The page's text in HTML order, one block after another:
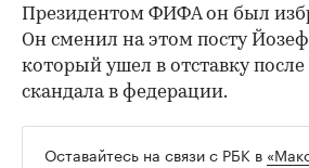
Президентом ФИФА он был
Он сменил на этом посту
который ушел в отставку
скандала в федерации.
Оставайтесь на связи с РБК в